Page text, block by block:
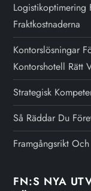
Fraktkostnaderna
Kontorslösningar
Kontorshotell Rätt
Strategisk
Så Räddar Du
Framgångsrikt
FN:S NYA